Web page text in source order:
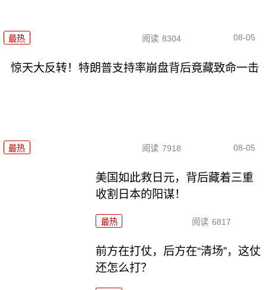
最热 阅读 8304 08-05
惊天大反转！特朗普支持率崩盘背后竟藏致命一击
最热 阅读 7918 08-05
美国如此救日元，背后藏着三重
收割日本的阳谋！
最热 阅读 6817
前方在打仗，后方在“清场”，这仗
还怎么打？